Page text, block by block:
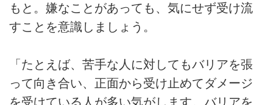
もと。嫌なことがあっても、気にせず受け流
すことを意識しましょう。
「たとえば、苦手な人に対してもバリアを張
って向き合い、正面から受け止めてダメージ
を受けている人が多い気がします。バリアを